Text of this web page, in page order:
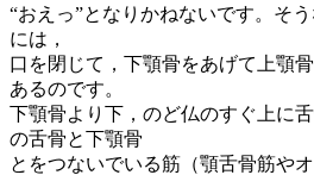
“おえっ”となりかねないです。そ
には，
口を閉じて，下顎骨をあげて上顎
あるのです。
下顎骨より下，のど仏のすぐ上に
の舌骨と下顎骨
とをつないでいる筋（顎舌骨筋や